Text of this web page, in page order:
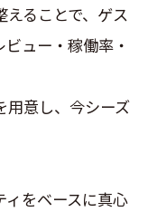
ることで、ゲス
ュー・稼働率・
用意し、今シーズ
をベースに真心